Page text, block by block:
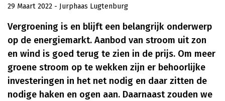
29 Maart 2022 - Jurphaas Lugtenburg
Vergroening is en blijft een belangrijk onderwerp
op de energiemarkt. Aanbod van stroom uit zon
en wind is goed terug te zien in de prijs. Om meer
groene stroom op te wekken zijn er behoorlijke
investeringen in het net nodig en daar zitten de
nodige haken en ogen aan. Daarnaast zouden we